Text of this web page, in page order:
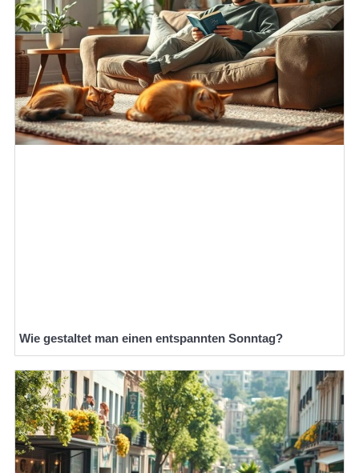
Wie gestaltet man einen entspannten Sonntag?